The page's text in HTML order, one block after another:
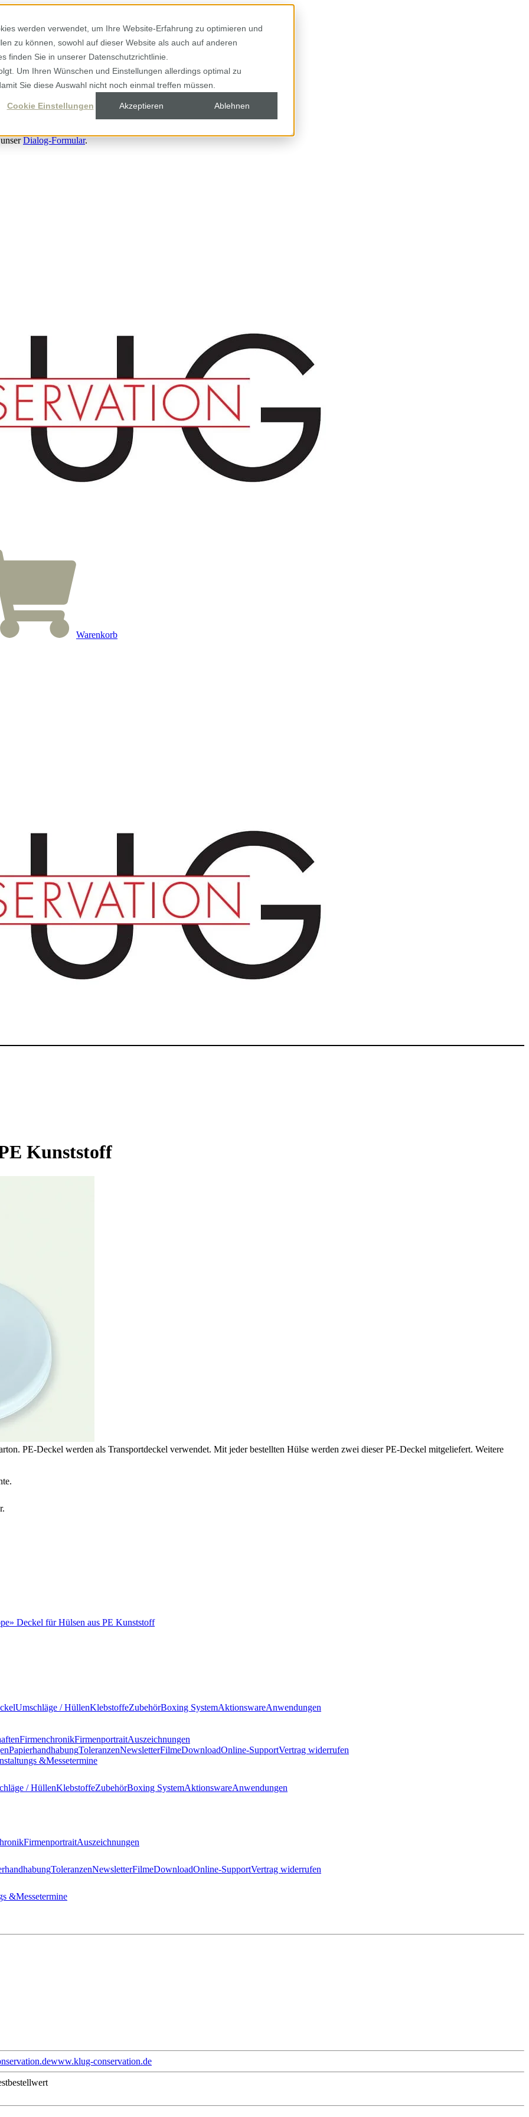
werden verwendet, um Ihre Website-Erfahrung zu optimieren und
zu können, sowohl auf dieser Website als auch auf anderen
finden Sie in unserer Datenschutzrichtlinie.
Um Ihren Wünschen und Einstellungen allerdings optimal zu
Sie diese Auswahl nicht noch einmal treffen müssen.
Cookie Einstellungen Akzeptieren Ablehnen
unserDialog-Formular.
Warenkorb
Kunststoff
PE-Deckel werden als Transportdeckel verwendet. Mit jeder bestellten Hülse werden zwei dieser PE-Deckel mitgeliefert. Weitere
» Deckel für Hülsen aus PE Kunststoff
Umschläge / HüllenKlebstoffeZubehörBoxing SystemAktionswareAnwendungen
FirmenchronikFirmenportraitAuszeichnungen
PapierhandhabungToleranzenNewsletterFilmeDownloadOnline-SupportVertrag widerrufen
&Messetermine
/ HüllenKlebstoffeZubehörBoxing SystemAktionswareAnwendungen
FirmenportraitAuszeichnungen
ToleranzenNewsletterFilmeDownloadOnline-SupportVertrag widerrufen
&Messetermine
www.klug-conservation.de